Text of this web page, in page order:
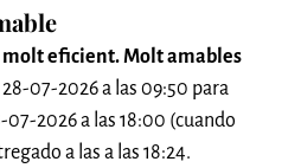
molt eficient. Molt amables
07-2026 a las 09:50 para
07-2026 a las 18:00 (cuando
a las a las 18:24.